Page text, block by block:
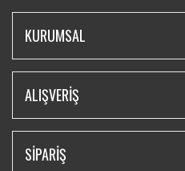
KURUMSAL
ALIŞVERİŞ
SİPARİŞ